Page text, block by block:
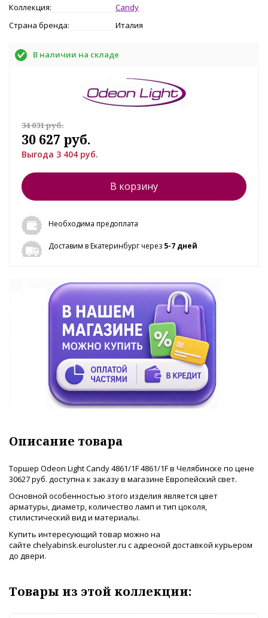
Коллекция:
Candy
Страна бренда:
Италия
В наличии на складе
34 031 руб.
30 627 руб.
Выгода 3 404 руб.
В корзину
Необходима предоплата
Доставим в Екатеринбург через 5-7 дней
Описание товара
Торшер Odeon Light Candy 4861/1F 4861/1F в Челябинске по цене
30627 руб. доступна к заказу в магазине Европейский свет.
Основной особенностью этого изделия является цвет
арматуры, диаметр, количество ламп и тип цоколя,
стилистический вид и материалы.
Купить интересующий товар можно на
сайте chelyabinsk.euroluster.ru с адресной доставкой курьером
до двери.
Товары из этой коллекции: